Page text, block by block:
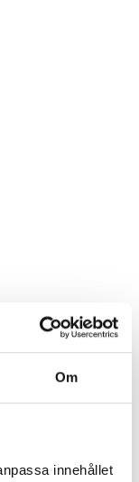
Om
innehållet